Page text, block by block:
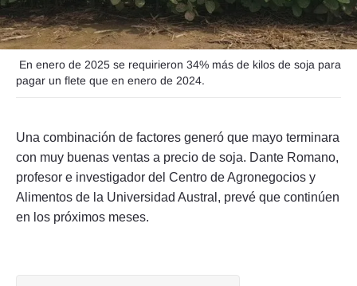
Seguinos
En enero de 2025 se requirieron 34% más de kilos de soja para
pagar un flete que en enero de 2024.
Una combinación de factores generó que mayo terminara
con muy buenas ventas a precio de soja. Dante Romano,
profesor e investigador del Centro de Agronegocios y
Alimentos de la Universidad Austral, prevé que continúen
en los próximos meses.